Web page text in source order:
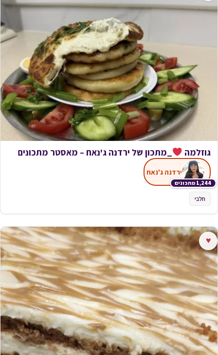
גוזלמה _מתכון של ירדנה ג'נאח – מאסטר מתכונים
1,244 מתכונים
ירדנה ג'נאח
חלבי
♥